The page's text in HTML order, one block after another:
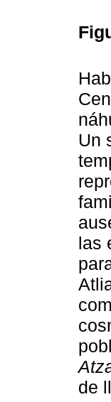
Un
las
de